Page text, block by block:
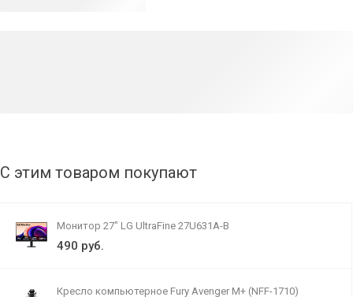
С этим товаром покупают
Монитор 27" LG UltraFine 27U631A-B
490 руб.
Кресло компьютерное Fury Avenger M+ (NFF-1710)